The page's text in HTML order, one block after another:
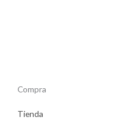
Compra
Tienda